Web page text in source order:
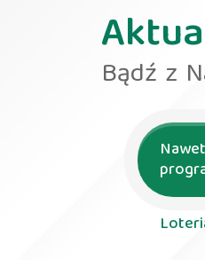
Bądź z